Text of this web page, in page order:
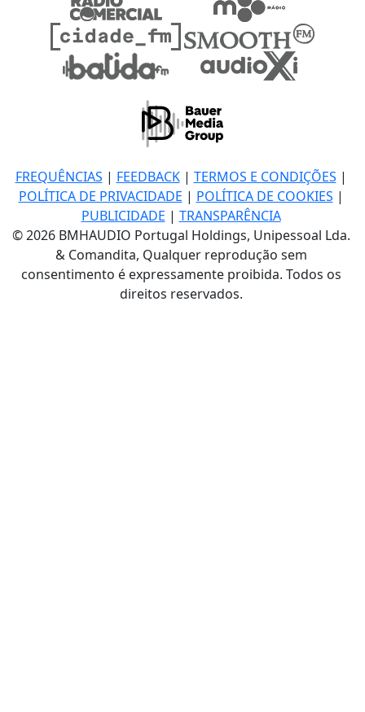
FREQUÊNCIAS | FEEDBACK| TERMOS E CONDIÇÕES |
POLÍTICA DE PRIVACIDADE | POLÍTICA DE COOKIES |
PUBLICIDADE | TRANSPARÊNCIA
© 2026 BMHAUDIO Portugal Holdings, Unipessoal Lda.
& Comandita, Qualquer reprodução sem
consentimento é expressamente proibida. Todos os
direitos reservados.